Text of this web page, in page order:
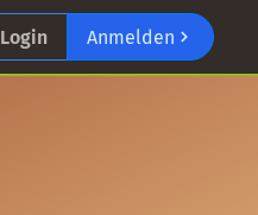
Login Anmelden